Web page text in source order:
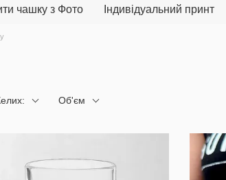
чашку з Фото Індивідуальний принт
Об'єм